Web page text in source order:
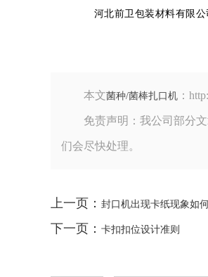
河北前卫包装材料有限公司
本文菌种/菌棒扎口机 ：
免责声明：我公司部分
们会尽快处理。
上一页： 封口机出现卡纸现象如
下一页： 卡扣扣位设计准则